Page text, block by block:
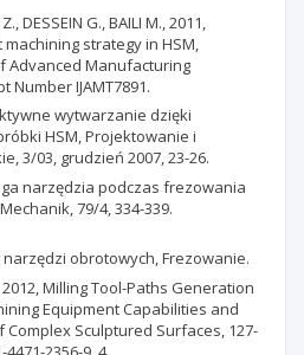
DESSEIN G., BAILI M., 2011,
strategy in HSM,
Advanced Manufacturing
Number IJAMT7891.
wytwarzanie dzięki
HSM, Projektowanie i
3/03, grudzień 2007, 23-26.
narzędzia podczas frezowania
79/4, 334-339.
narzędzi obrotowych, Frezowanie.
2012, Milling Tool-Paths Generation
Equipment Capabilities and
Sculptured Surfaces, 127-